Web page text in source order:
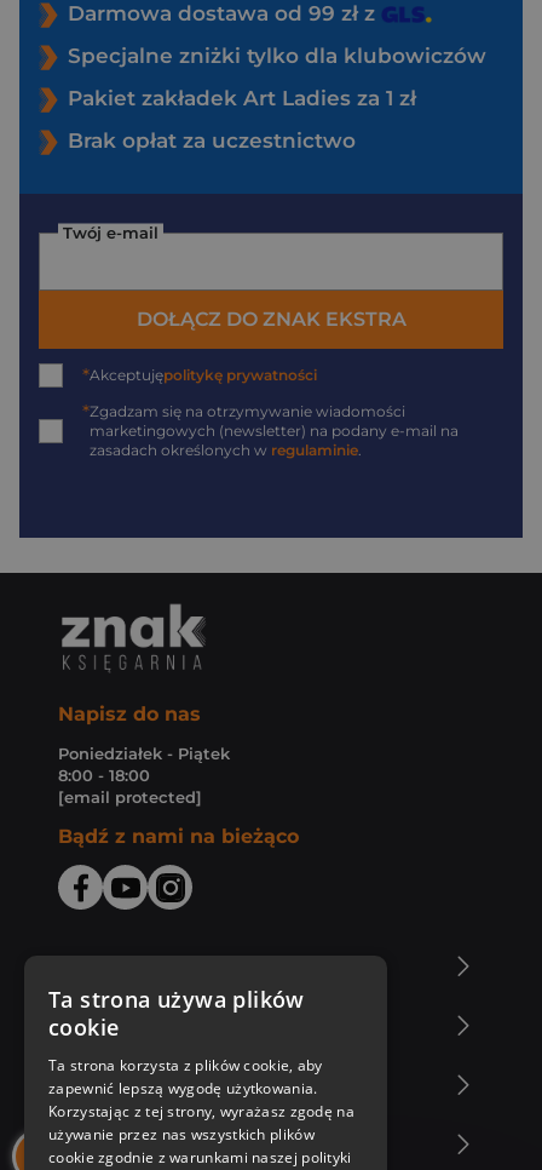
Darmowa dostawa od 99 zł z
Specjalne zniżki tylko dla klubowiczów
Pakiet zakładek Art Ladies za 1 zł
Brak opłat za uczestnictwo
Twój e-mail
DOŁĄCZ DO ZNAK EKSTRA
*Akceptujępolitykę prywatności
*Zgadzam się na otrzymywanie wiadomości
marketingowych (newsletter) na podany e-mail na
zasadach określonych w regulaminie.
Napisz do nas
Poniedziałek - Piątek
8:00 - 18:00
[email protected]
Bądź z nami na bieżąco
Zakupy u nas
Nasza oferta
Nasi autorzy
Ta strona używa plików
cookie
Ta strona korzysta z plików cookie, aby
zapewnić lepszą wygodę użytkowania.
Korzystając z tej strony, wyrażasz zgodę na
używanie przez nas wszystkich plików
cookie zgodnie z warunkami naszej polityki